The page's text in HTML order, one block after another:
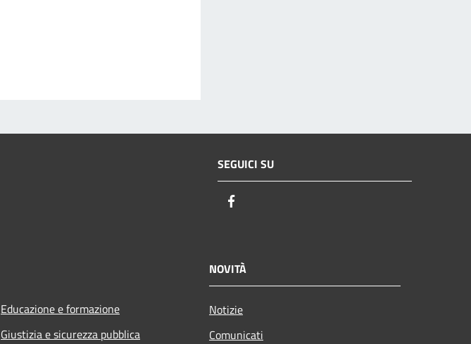
SEGUICI SU
Educazione e formazione
Giustizia e sicurezza pubblica
NOVITÀ
Notizie
Comunicati